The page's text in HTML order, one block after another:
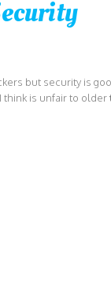
but security is
think is unfair to older